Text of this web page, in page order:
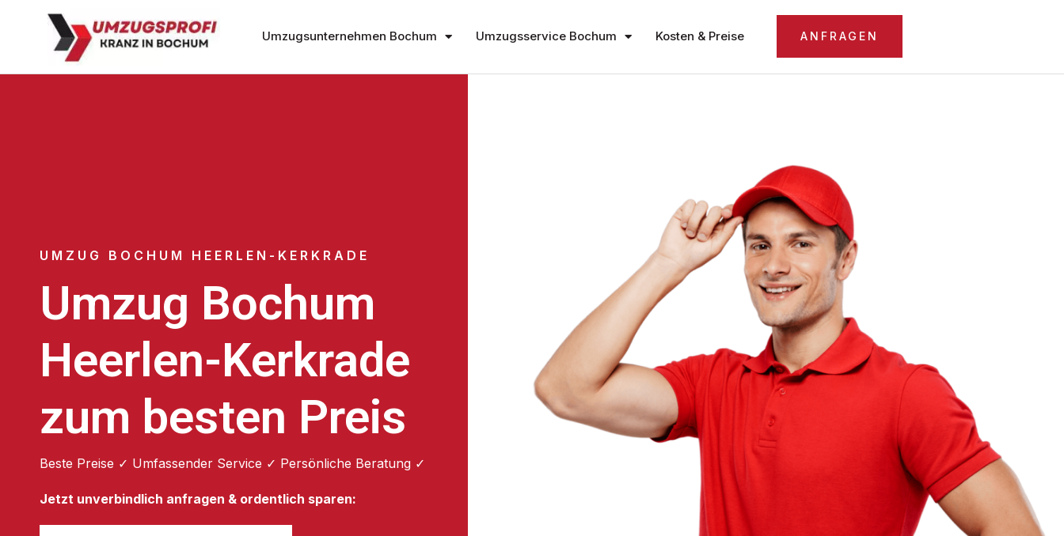
Umzugsunternehmen Bochum Umzugsservice Bochum Kosten & Preise ANFRAGEN
UMZUG BOCHUM HEERLEN-KERKRADE
Umzug Bochum
Heerlen-Kerkrade
zum besten Preis
Beste Preise ✓ Umfassender Service ✓ Persönliche Beratung ✓
Jetzt unverbindlich anfragen & ordentlich sparen: